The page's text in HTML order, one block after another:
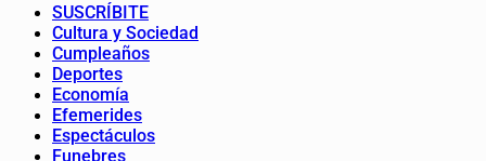
SUSCRÍBITE
Cultura y Sociedad
Cumpleaños
Deportes
Economía
Efemerides
Espectáculos
Funebres